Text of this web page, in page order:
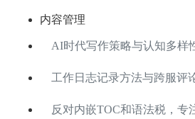
内容管理
AI时代写作策略与认知多样
工作日志记录方法与跨服评
反对内嵌TOC和语法税，专